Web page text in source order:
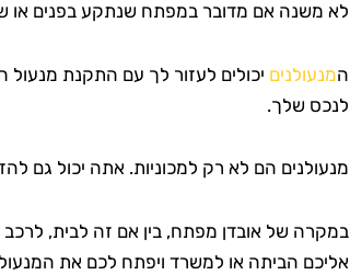
לא משנה אם מדובר במפתח שנתקע בפנים או
המנעולנים יכולים לעזור לך עם התקנת
לנכס שלך.
מנעולנים הם לא רק למכוניות. אתה יכול גם
במקרה של אובדן מפתח, בין אם זה לבית, לרכב
אליכם הביתה או למשרד ויפתח לכם את